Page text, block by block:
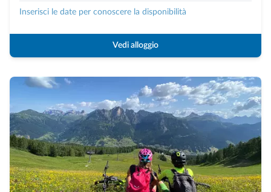
Inserisci le date per conoscere la disponibilità
Vedi alloggio